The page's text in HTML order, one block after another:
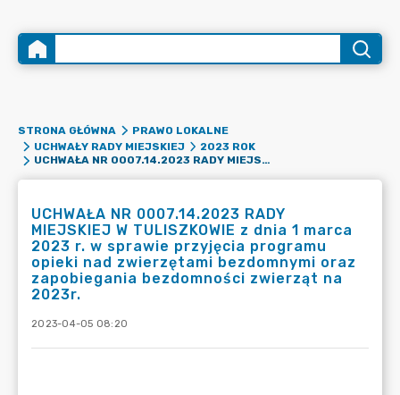
STRONA GŁÓWNA
PRAWO LOKALNE
UCHWAŁY RADY MIEJSKIEJ
2023 ROK
UCHWAŁA NR 0007.14.2023 RADY MIEJSKIEJ W TULISZKOWIE Z DNIA 1 MARCA 2023 R. W SPRAWIE PRZYJĘCIA PROGRAMU OPIEKI NAD ZWIERZĘTAMI BEZDOMNYMI ORAZ ZAPOBIEGANIA BEZDOMNOŚCI ZWIERZĄT NA 2023R.
UCHWAŁA NR 0007.14.2023 RADY
MIEJSKIEJ W TULISZKOWIE z dnia 1 marca
2023 r. w sprawie przyjęcia programu
opieki nad zwierzętami bezdomnymi oraz
zapobiegania bezdomności zwierząt na
2023r.
2023-04-05 08:20